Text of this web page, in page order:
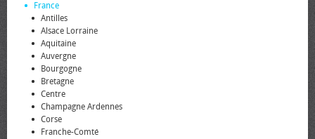
France
Antilles
Alsace Lorraine
Aquitaine
Auvergne
Bourgogne
Bretagne
Centre
Champagne Ardennes
Corse
Franche-Comté